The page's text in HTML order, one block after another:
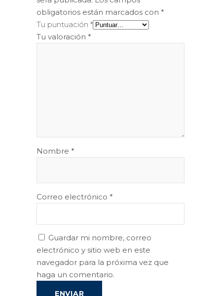
obligatorios están marcados con *
Tu puntuación *
Tu valoración *
Nombre *
Correo electrónico *
Guardar mi nombre, correo
electrónico y sitio web en este
navegador para la próxima vez que
haga un comentario.